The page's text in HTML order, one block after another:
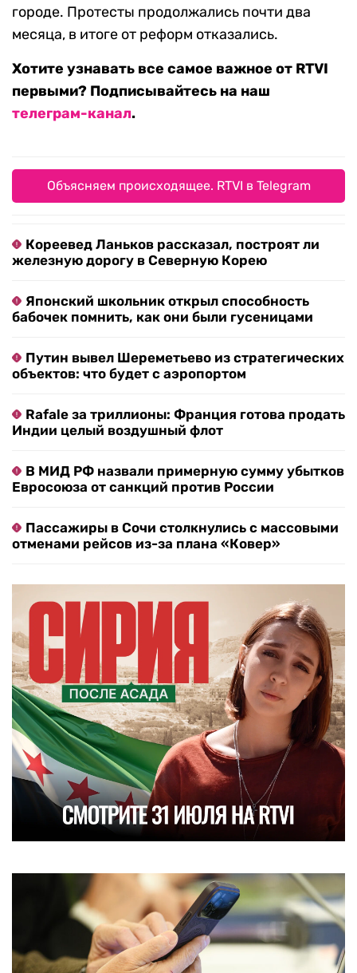
городе. Протесты продолжались почти два
месяца, в итоге от реформ отказались.
Хотите узнавать все самое важное от RTVI
первыми? Подписывайтесь на наш
телеграм-канал.
Объясняем происходящее. RTVI в Telegram
Кореевед Ланьков рассказал, построят ли
железную дорогу в Северную Корею
Японский школьник открыл способность
бабочек помнить, как они были гусеницами
Путин вывел Шереметьево из стратегических
объектов: что будет с аэропортом
Rafale за триллионы: Франция готова продать
Индии целый воздушный флот
В МИД РФ назвали примерную сумму убытков
Евросоюза от санкций против России
Пассажиры в Сочи столкнулись с массовыми
отменами рейсов из-за плана «Ковер»